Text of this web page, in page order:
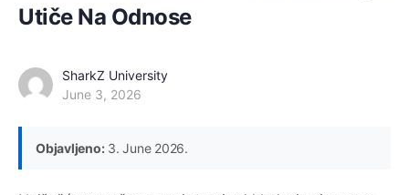
Utiče Na Odnose
SharkZ University
June 3, 2026
Objavljeno:3. June 2026.